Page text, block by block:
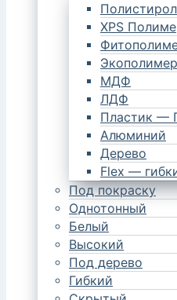
Полистирол
XPS
Экополимер
МДФ
ЛДФ
Пластик —
Алюминий
Дерево
Flex —
Под покраску
Однотонный
Белый
Высокий
Под дерево
Гибкий